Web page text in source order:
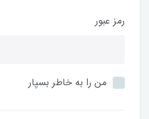
رمز عبور
من را به خاطر بسپار